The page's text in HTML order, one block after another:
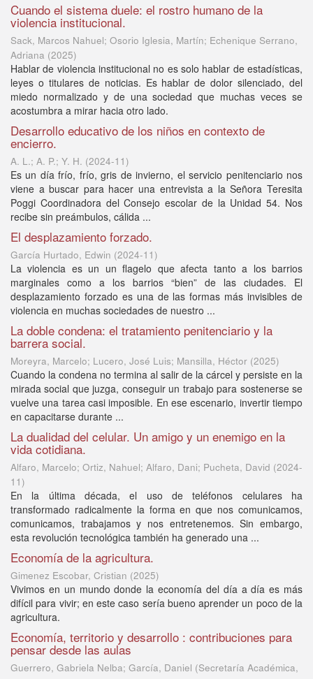
Cuando el sistema duele: el rostro humano de la
violencia institucional.
Sack, Marcos Nahuel; Osorio Iglesia, Martín; Echenique Serrano,
Adriana (2025)
Hablar de violencia institucional no es solo hablar de estadísticas,
leyes o titulares de noticias. Es hablar de dolor silenciado, del
miedo normalizado y de una sociedad que muchas veces se
acostumbra a mirar hacia otro lado.
Desarrollo educativo de los niños en contexto de
encierro.
A. L.; A. P.; Y. H. (2024-11)
Es un día frío, frío, gris de invierno, el servicio penitenciario nos
viene a buscar para hacer una entrevista a la Señora Teresita
Poggi Coordinadora del Consejo escolar de la Unidad 54. Nos
recibe sin preámbulos, cálida ...
El desplazamiento forzado.
García Hurtado, Edwin (2024-11)
La violencia es un un flagelo que afecta tanto a los barrios
marginales como a los barrios “bien” de las ciudades. El
desplazamiento forzado es una de las formas más invisibles de
violencia en muchas sociedades de nuestro ...
La doble condena: el tratamiento penitenciario y la
barrera social.
Moreyra, Marcelo; Lucero, José Luis; Mansilla, Héctor (2025)
Cuando la condena no termina al salir de la cárcel y persiste en la
mirada social que juzga, conseguir un trabajo para sostenerse se
vuelve una tarea casi imposible. En ese escenario, invertir tiempo
en capacitarse durante ...
La dualidad del celular. Un amigo y un enemigo en la
vida cotidiana.
Alfaro, Marcelo; Ortiz, Nahuel; Alfaro, Dani; Pucheta, David (2024-
11)
En la última década, el uso de teléfonos celulares ha
transformado radicalmente la forma en que nos comunicamos,
comunicamos, trabajamos y nos entretenemos. Sin embargo,
esta revolución tecnológica también ha generado una ...
Economía de la agricultura.
Gimenez Escobar, Cristian (2025)
Vivimos en un mundo donde la economía del día a día es más
difícil para vivir; en este caso sería bueno aprender un poco de la
agricultura.
Economía, territorio y desarrollo : contribuciones para
pensar desde las aulas
Guerrero, Gabriela Nelba; García, Daniel (Secretaría Académica,